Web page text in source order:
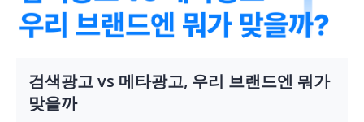
검색광고 vs 메타광고, 우리 브랜드엔 뭐가
맞을까